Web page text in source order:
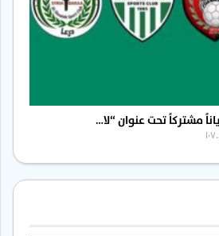
مشتركاً تحت عنوان “لا…